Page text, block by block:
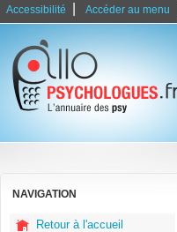
Accessibilité Accéder au menu
NAVIGATION
Retour à l'accueil